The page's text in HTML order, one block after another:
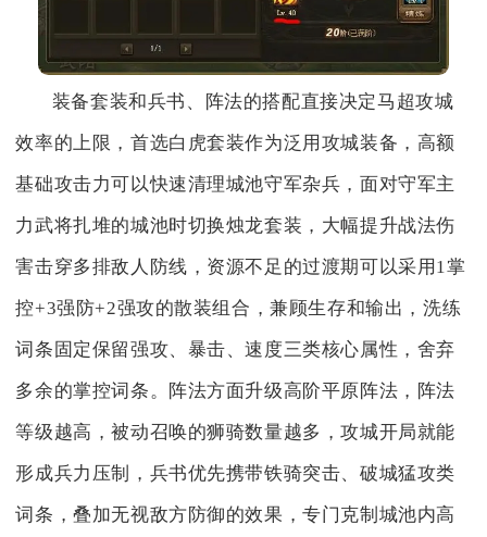
装备套装和兵书、阵法的搭配直接决定马超攻城
效率的上限，首选白虎套装作为泛用攻城装备，高额
基础攻击力可以快速清理城池守军杂兵，面对守军主
力武将扎堆的城池时切换烛龙套装，大幅提升战法伤
害击穿多排敌人防线，资源不足的过渡期可以采用1掌
控+3强防+2强攻的散装组合，兼顾生存和输出，洗练
词条固定保留强攻、暴击、速度三类核心属性，舍弃
多余的掌控词条。阵法方面升级高阶平原阵法，阵法
等级越高，被动召唤的狮骑数量越多，攻城开局就能
形成兵力压制，兵书优先携带铁骑突击、破城猛攻类
词条，叠加无视敌方防御的效果，专门克制城池内高